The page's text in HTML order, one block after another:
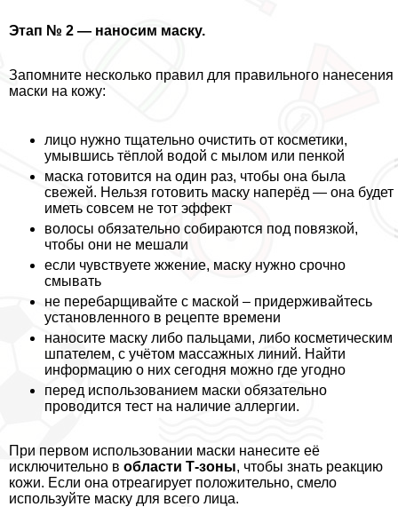
Этап № 2 — наносим маску.
Запомните несколько правил для правильного нанесения
маски на кожу:
лицо нужно тщательно очистить от косметики,
умывшись тёплой водой с мылом или пенкой
маска готовится на один раз, чтобы она была
свежей. Нельзя готовить маску наперёд — она будет
иметь совсем не тот эффект
волосы обязательно собираются под повязкой,
чтобы они не мешали
если чувствуете жжение, маску нужно срочно
смывать
не перебарщивайте с маской – придерживайтесь
установленного в рецепте времени
наносите маску либо пальцами, либо косметическим
шпателем, с учётом массажных линий. Найти
информацию о них сегодня можно где угодно
перед использованием маски обязательно
проводится тест на наличие аллергии.
При первом использовании маски нанесите её
исключительно в области Т-зоны, чтобы знать реакцию
кожи. Если она отреагирует положительно, смело
используйте маску для всего лица.